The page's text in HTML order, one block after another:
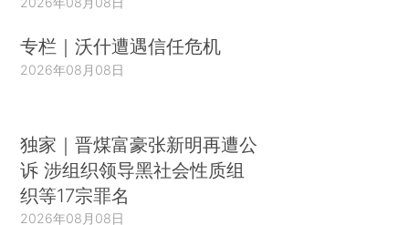
专栏｜沃什遭遇信任危机
2026年08月08日
独家｜晋煤富豪张新明再遭公
诉 涉组织领导黑社会性质组
织等17宗罪名
2026年08月08日